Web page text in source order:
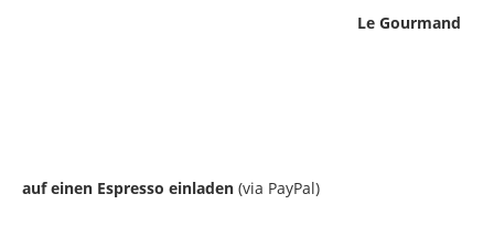
Le Gourmand
auf einen Espresso einladen (via PayPal)